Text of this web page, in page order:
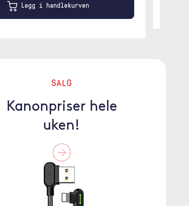
Legg i handlekurven
SALG
Kanonpriser hele
uken!